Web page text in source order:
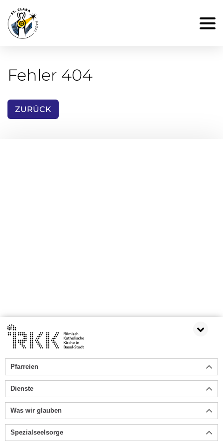
Fehler 404
ZURÜCK
Pfarreien
Dienste
Was wir glauben
Spezialseelsorge